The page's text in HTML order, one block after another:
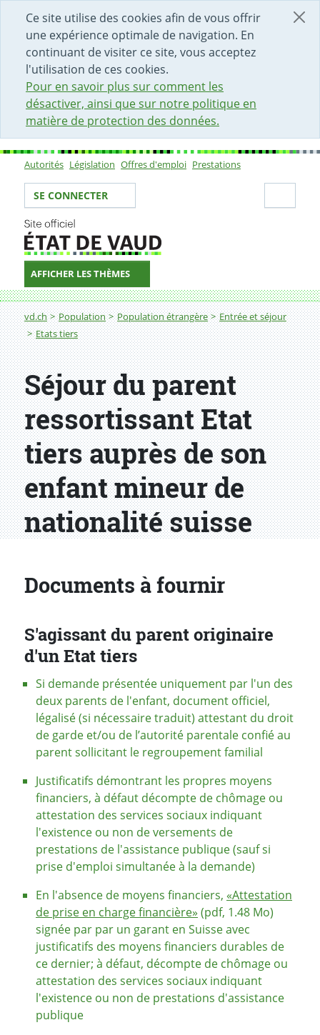
Ce site utilise des cookies afin de vous offrir
une expérience optimale de navigation. En
continuant de visiter ce site, vous acceptez
l'utilisation de ces cookies.
Pour en savoir plus sur comment les
désactiver, ainsi que sur notre politique en
matière de protection des données.
DÉBUT DU CONTENU DE LA PAGE
ACCÈS AU CHAMP DE RECHERCHE
PAGE D'ACCUEIL
FORMULAIRE DE CONTACT
Sous-navigation
Autorités Législation Offres d'emploi Prestations
Votre identité
SE CONNECTER
AFFICHER LES THÈMES
Fil d'Ariane
vd.ch Population Population étrangère
Entrée et séjour
Etats tiers
Séjour du parent
ressortissant Etat
tiers auprès de son
enfant mineur de
nationalité suisse
Documents à fournir
S'agissant du parent originaire
d'un Etat tiers
Si demande présentée uniquement par l'un des
deux parents de l'enfant, document officiel,
légalisé (si nécessaire traduit) attestant du droit
de garde et/ou de l’autorité parentale confié au
parent sollicitant le regroupement familial
Justificatifs démontrant les propres moyens
financiers, à défaut décompte de chômage ou
attestation des services sociaux indiquant
l'existence ou non de versements de
prestations de l'assistance publique (sauf si
prise d'emploi simultanée à la demande)
En l'absence de moyens financiers, «Attestation
de prise en charge financière» (pdf, 1.48 Mo)
signée par par un garant en Suisse avec
justificatifs des moyens financiers durables de
ce dernier; à défaut, décompte de chômage ou
attestation des services sociaux indiquant
l'existence ou non de prestations d'assistance
publique